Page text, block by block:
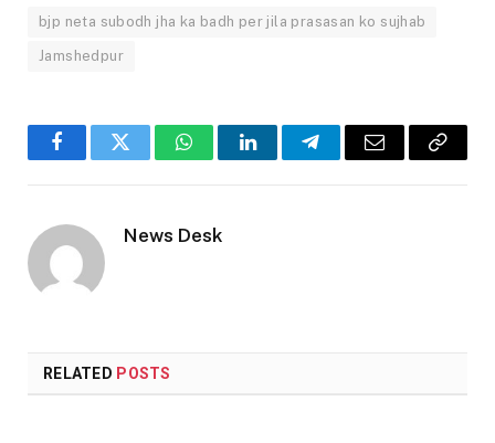
bjp neta subodh jha ka badh per jila prasasan ko sujhab
Jamshedpur
FacebookTwitter WhatsAppLinkedInTelegramEmail
Copy
News Desk
RELATED POSTS